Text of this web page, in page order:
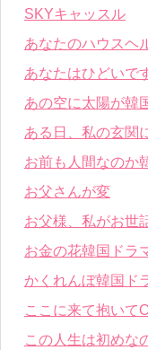
SKYキャッスル
あなたのハウスヘ
あなたはひどいで
あの空に太陽が韓
ある日、私の玄関
お前も人間なのか
お父さんが変
お父様、私がお世
お金の花韓国ドラ
かくれんぼ韓国ド
ここに来て抱いて
この人生は初めな